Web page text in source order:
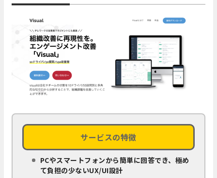
サービスの特徴
PCやスマートフォンから簡単に回答でき、極め
て負担の少ないUX/UI設計